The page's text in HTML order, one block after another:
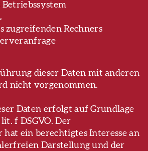
zugreifenden Rechners
dieser Daten mit anderen
nicht vorgenommen.
Daten erfolgt auf Grundlage
f DSGVO. Der
hat ein berechtigtes Interesse an
Darstellung und der